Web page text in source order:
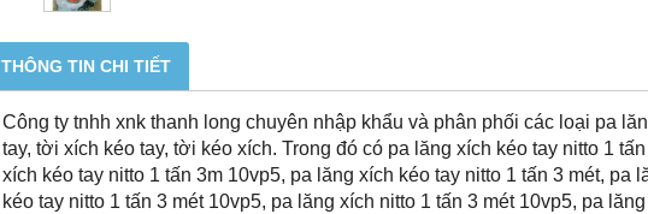
THÔNG TIN CHI TIẾT
Công ty tnhh xnk thanh long chuyên nhập khẩu và phân phối các loại pa
tay, tời xích kéo tay, tời kéo xích. Trong đó có pa lăng xích kéo tay nitto 1
xích kéo tay nitto 1 tấn 3m 10vp5, pa lăng xích kéo tay nitto 1 tấn 3 mét, pa
kéo tay nitto 1 tấn 3 mét 10vp5, pa lăng xích nitto 1 tấn 3 mét 10vp5, pa